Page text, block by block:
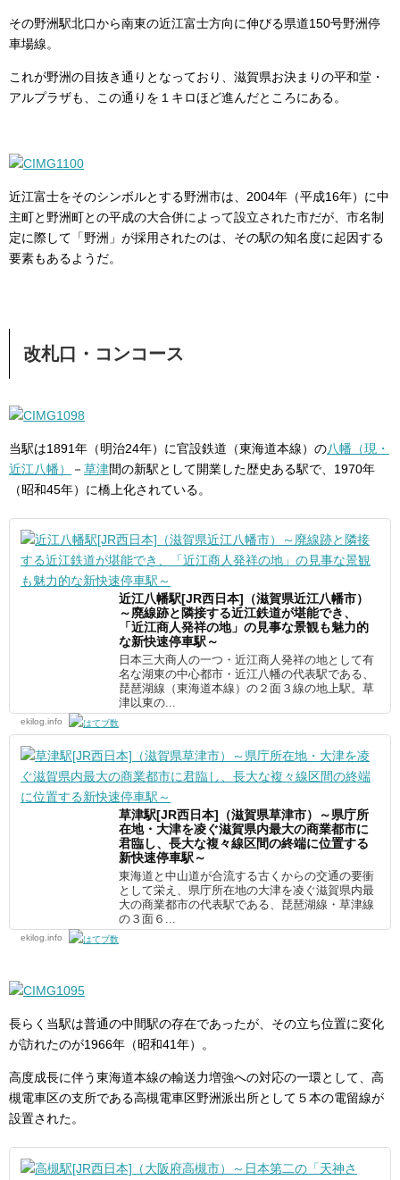
その野洲駅北口から南東の近江富士方向に伸びる県道150号野洲停
車場線。
これが野洲の目抜き通りとなっており、滋賀県お決まりの平和堂・
アルプラザも、この通りを１キロほど進んだところにある。
近江富士をそのシンボルとする野洲市は、2004年（平成16年）に中
主町と野洲町との平成の大合併によって設立された市だが、市名制
定に際して「野洲」が採用されたのは、その駅の知名度に起因する
要素もあるようだ。
改札口・コンコース
当駅は1891年（明治24年）に官設鉄道（東海道本線）の八幡（現・
近江八幡）
－ 草津間の新駅として開業した歴史ある駅で、1970年
（昭和45年）に橋上化されている。
近江八幡駅[JR西日本]（滋賀県近江八幡市）
～廃線跡と隣接する近江鉄道が堪能でき、
「近江商人発祥の地」の見事な景観も魅力的
な新快速停車駅～
日本三大商人の一つ・近江商人発祥の地として有
名な湖東の中心都市・近江八幡の代表駅である、
琵琶湖線（東海道本線）の２面３線の地上駅。草
津以東の...
ekilog.info
草津駅[JR西日本]（滋賀県草津市）～県庁所
在地・大津を凌ぐ滋賀県内最大の商業都市に
君臨し、長大な複々線区間の終端に位置する
新快速停車駅～
東海道と中山道が合流する古くからの交通の要衝
として栄え、県庁所在地の大津を凌ぐ滋賀県内最
大の商業都市の代表駅である、琵琶湖線・草津線
の３面６...
ekilog.info
長らく当駅は普通の中間駅の存在であったが、その立ち位置に変化
が訪れたのが1966年（昭和41年）。
高度成長に伴う東海道本線の輸送力増強への対応の一環として、高
槻電車区の支所である高槻電車区野洲派出所として５本の電留線が
設置された。